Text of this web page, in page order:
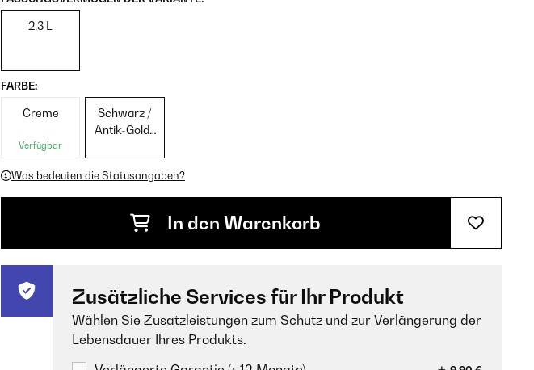
2,3 L
FARBE:
Creme
Verfügbar
Schwarz /
Antik-Gold-
Was bedeuten die Statusangaben?
In den Warenkorb
Zusätzliche Services für Ihr Produkt
Wählen Sie Zusatzleistungen zum Schutz und zur Verlängerung der
Lebensdauer Ihres Produkts.